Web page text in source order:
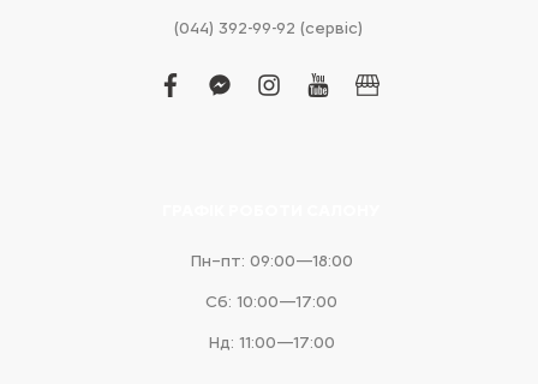
(044) 392-99-92 (сервіс)
facebook
facebook-
instagram
youtubebusiness
Пн–пт: 09:00—18:00
Сб: 10:00—17:00
Нд: 11:00—17:00